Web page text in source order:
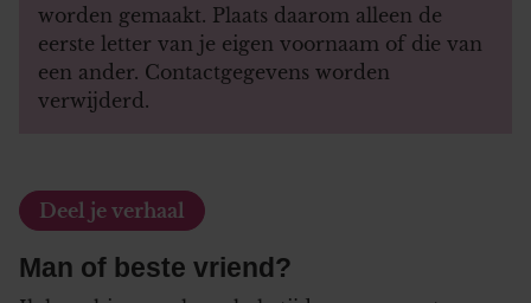
worden gemaakt. Plaats daarom alleen de
eerste letter van je eigen voornaam of die van
een ander. Contactgegevens worden
verwijderd.
Deel je verhaal
Man of beste vriend?